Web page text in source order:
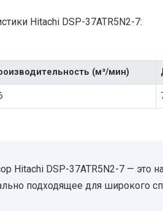
Hitachi DSP-37ATR5N2-7:
(м³/мин)
Hitachi DSP-37ATR5N2-7 — это
подходящее для широкого